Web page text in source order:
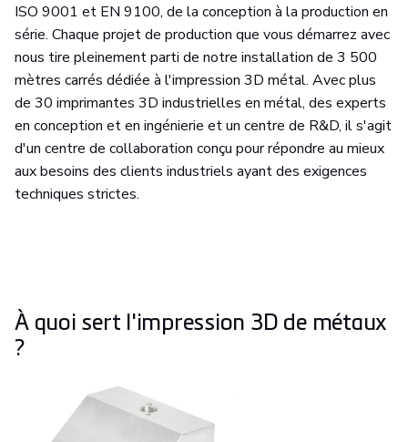
ISO 9001 et EN 9100, de la conception à la production en
série. Chaque projet de production que vous démarrez avec
nous tire pleinement parti de notre installation de 3 500
mètres carrés dédiée à l'impression 3D métal. Avec plus
de 30 imprimantes 3D industrielles en métal, des experts
en conception et en ingénierie et un centre de R&D, il s'agit
d'un centre de collaboration conçu pour répondre au mieux
aux besoins des clients industriels ayant des exigences
techniques strictes.
À quoi sert l'impression 3D de métaux
?